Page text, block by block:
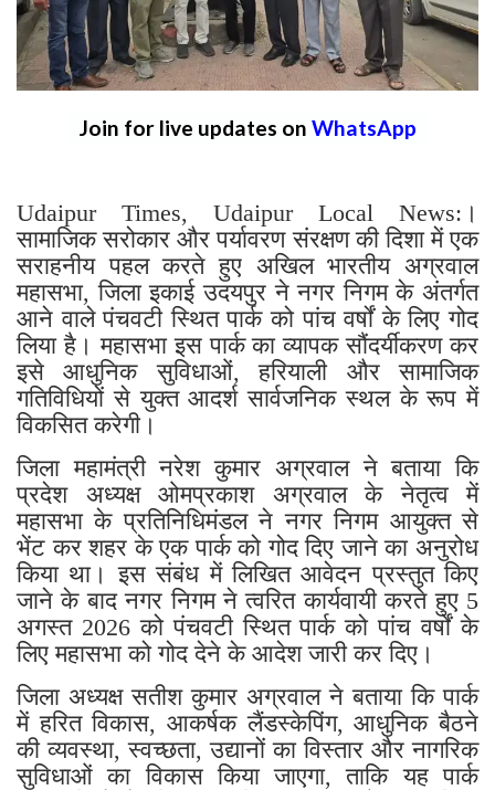
Join for live updates on WhatsApp
Udaipur Times, Udaipur Local News:।
सामाजिक सरोकार और पर्यावरण संरक्षण की दिशा में एक
सराहनीय पहल करते हुए अखिल भारतीय अग्रवाल
महासभा, जिला इकाई उदयपुर ने नगर निगम के अंतर्गत
आने वाले पंचवटी स्थित पार्क को पांच वर्षों के लिए गोद
लिया है। महासभा इस पार्क का व्यापक सौंदर्यीकरण कर
इसे आधुनिक सुविधाओं, हरियाली और सामाजिक
गतिविधियों से युक्त आदर्श सार्वजनिक स्थल के रूप में
विकसित करेगी।
जिला महामंत्री नरेश कुमार अग्रवाल ने बताया कि
प्रदेश अध्यक्ष ओमप्रकाश अग्रवाल के नेतृत्व में
महासभा के प्रतिनिधिमंडल ने नगर निगम आयुक्त से
भेंट कर शहर के एक पार्क को गोद दिए जाने का अनुरोध
किया था। इस संबंध में लिखित आवेदन प्रस्तुत किए
जाने के बाद नगर निगम ने त्वरित कार्यवायी करते हुए 5
अगस्त 2026 को पंचवटी स्थित पार्क को पांच वर्षों के
लिए महासभा को गोद देने के आदेश जारी कर दिए।
जिला अध्यक्ष सतीश कुमार अग्रवाल ने बताया कि पार्क
में हरित विकास, आकर्षक लैंडस्केपिंग, आधुनिक बैठने
की व्यवस्था, स्वच्छता, उद्यानों का विस्तार और नागरिक
सुविधाओं का विकास किया जाएगा, ताकि यह पार्क